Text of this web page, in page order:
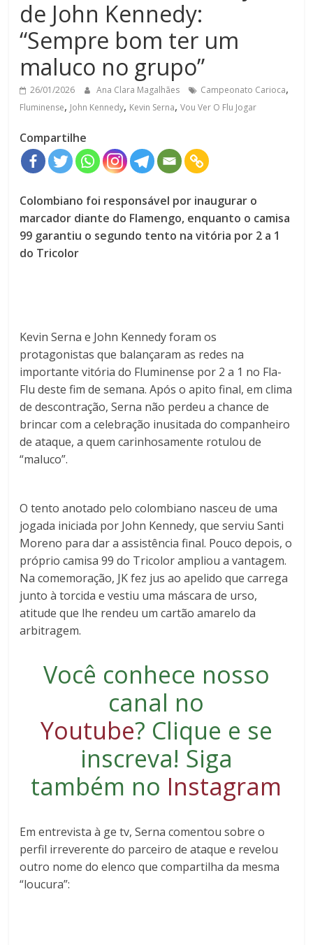
de John Kennedy:
“Sempre bom ter um
maluco no grupo”
26/01/2026 Ana Clara Magalhães Campeonato Carioca,
Fluminense, John Kennedy, Kevin Serna,Vou Ver O Flu Jogar
Compartilhe
Colombiano foi responsável por inaugurar o
marcador diante do Flamengo, enquanto o camisa
99 garantiu o segundo tento na vitória por 2 a 1
do Tricolor
Kevin Serna e John Kennedy foram os
protagonistas que balançaram as redes na
importante vitória do Fluminense por 2 a 1 no Fla-
Flu deste fim de semana. Após o apito final, em clima
de descontração, Serna não perdeu a chance de
brincar com a celebração inusitada do companheiro
de ataque, a quem carinhosamente rotulou de
“maluco”.
O tento anotado pelo colombiano nasceu de uma
jogada iniciada por John Kennedy, que serviu Santi
Moreno para dar a assistência final. Pouco depois, o
próprio camisa 99 do Tricolor ampliou a vantagem.
Na comemoração, JK fez jus ao apelido que carrega
junto à torcida e vestiu uma máscara de urso,
atitude que lhe rendeu um cartão amarelo da
arbitragem.
Você conhece nosso
canal no
Youtube? Clique e se
inscreva! Siga
também no Instagram
Em entrevista à ge tv, Serna comentou sobre o
perfil irreverente do parceiro de ataque e revelou
outro nome do elenco que compartilha da mesma
“loucura”: